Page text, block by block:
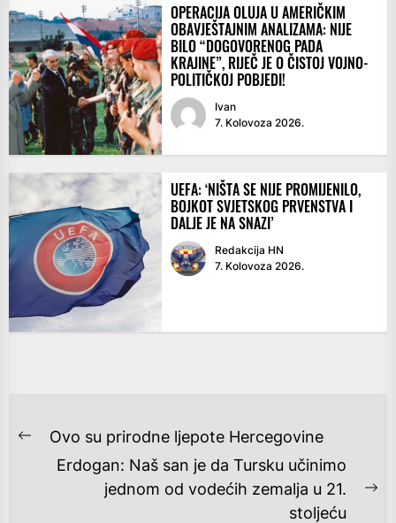
OPERACIJA OLUJA U AMERIČKIM
OBAVJEŠTAJNIM ANALIZAMA: NIJE
BILO “DOGOVORENOG PADA
KRAJINE”, RIJEČ JE O ČISTOJ VOJNO-
POLITIČKOJ POBJEDI!
Ivan
7. Kolovoza 2026.
UEFA: ‘NIŠTA SE NIJE PROMIJENILO,
BOJKOT SVJETSKOG PRVENSTVA I
DALJE JE NA SNAZI’
Redakcija HN
7. Kolovoza 2026.
NAVIGACIJA
OBJAVA
Previous
Ovo su prirodne ljepote Hercegovine
Erdogan: Naš san je da Tursku učinimo
jednom od vodećih zemalja u 21.
stoljeću